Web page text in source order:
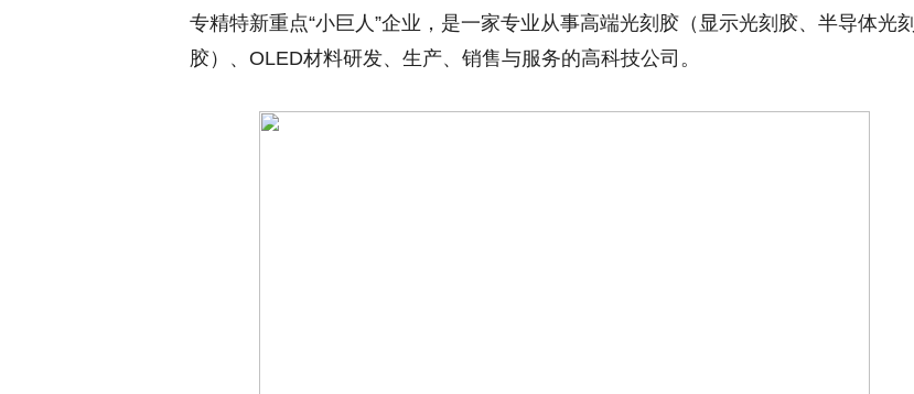
专精特新重点“小巨人”企业，是一家专业从事高端光刻胶（显示光刻胶、半导体光刻
胶）、OLED材料研发、生产、销售与服务的高科技公司。